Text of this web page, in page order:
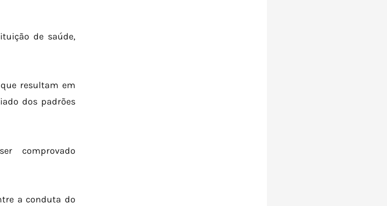
de saúde,
resultam em
dos padrões
comprovado
a conduta do